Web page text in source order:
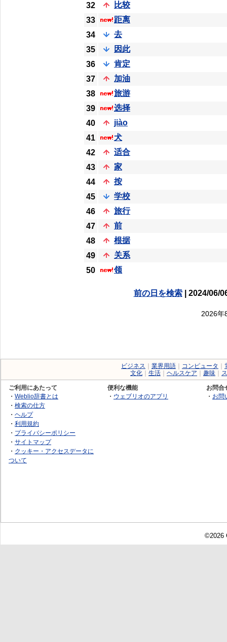
32
比较
33
距离
34
去
35
因此
36
肯定
37
加油
38
旅游
39
选择
40
jiào
41
犬
42
适合
43
家
44
按
45
学校
46
旅行
47
前
48
根据
49
关系
50
领
前の日を検索| 2024/06/
2026年
ビジネス 業界用語 コンピュータ
文化
生活 ヘルスケア 趣味
ご利用にあたって
・ Weblio辞書とは
・ 検索の仕方
・ ヘルプ
・ 利用規約
・ プライバシーポリシー
・ サイトマップ
・ クッキー・アクセスデータに
ついて
便利な機能
・ ウェブリオのアプリ
お問合
・ お問
©2026